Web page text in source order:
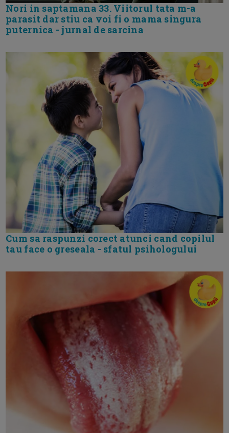
Nori in saptamana 33. Viitorul tata m-a
parasit dar stiu ca voi fi o mama singura
puternica - jurnal de sarcina
Cum sa raspunzi corect atunci cand copilul
tau face o greseala - sfatul psihologului